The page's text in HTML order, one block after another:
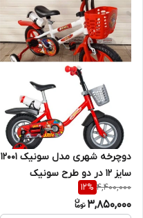
دوچرخه شهری مدل سونیک 12001
سایز 12 در دو طرح سونیک
اکو(فاقد ترمز و سونیک ترمز دار)
4,400,000
12%
3,850,000